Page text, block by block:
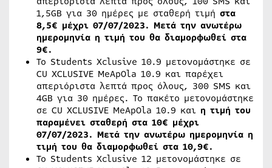
1,5GB για 30 ημέρες με σταθερή τιμή στα
8,5€ μέχρι 07/07/2023. Μετά την ανωτέρω
ημερομηνία η τιμή του θα διαμορφωθεί στα
9€.
Το Students Xclusive 10.9 μετονομάστηκε σε
CU XCLUSIVE MeApOla 10.9 και παρέχει
απεριόριστα λεπτά προς όλους, 300 SMS και
4GB για 30 ημέρες. Το πακέτο μετονομάστηκε
σε CU XCLUSIVE MeApOla 10.9 και η τιμή του
παραμένει σταθερή στα 10€ μέχρι
07/07/2023. Μετά την ανωτέρω ημερομηνία η
τιμή του θα διαμορφωθεί στα 10,9€.
Το Students Xclusive 12 μετονομάστηκε σε